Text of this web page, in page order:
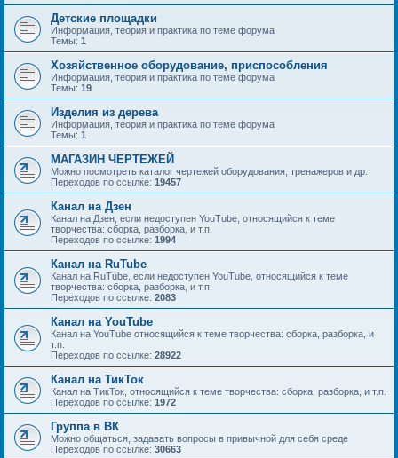
Детские площадки
Информация, теория и практика по теме форума
Темы: 1
Хозяйственное оборудование, приспособления
Информация, теория и практика по теме форума
Темы: 19
Изделия из дерева
Информация, теория и практика по теме форума
Темы: 1
МАГАЗИН ЧЕРТЕЖЕЙ
Можно посмотреть каталог чертежей оборудования, тренажеров и др.
Переходов по ссылке: 19457
Канал на Дзен
Канал на Дзен, если недоступен YouTube, относящийся к теме
творчества: сборка, разборка, и т.п.
Переходов по ссылке: 1994
Канал на RuTube
Канал на RuTube, если недоступен YouTube, относящийся к теме
творчества: сборка, разборка, и т.п.
Переходов по ссылке: 2083
Канал на YouTube
Канал на YouTube относящийся к теме творчества: сборка, разборка, и
т.п.
Переходов по ссылке: 28922
Канал на ТикТок
Канал на ТикТок, относящийся к теме творчества: сборка, разборка, и т.п.
Переходов по ссылке: 1972
Группа в ВК
Можно общаться, задавать вопросы в привычной для себя среде
Переходов по ссылке: 30663